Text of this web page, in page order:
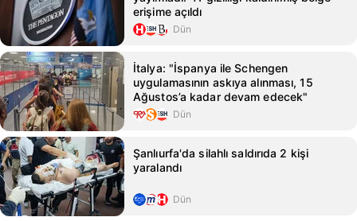
erişime açıldı
Dün
İtalya: "İspanya ile Schengen
uygulamasının askıya alınması, 15
Ağustos’a kadar devam edecek"
Dün
Şanlıurfa'da silahlı saldırıda 2 kişi
yaralandı
Dün